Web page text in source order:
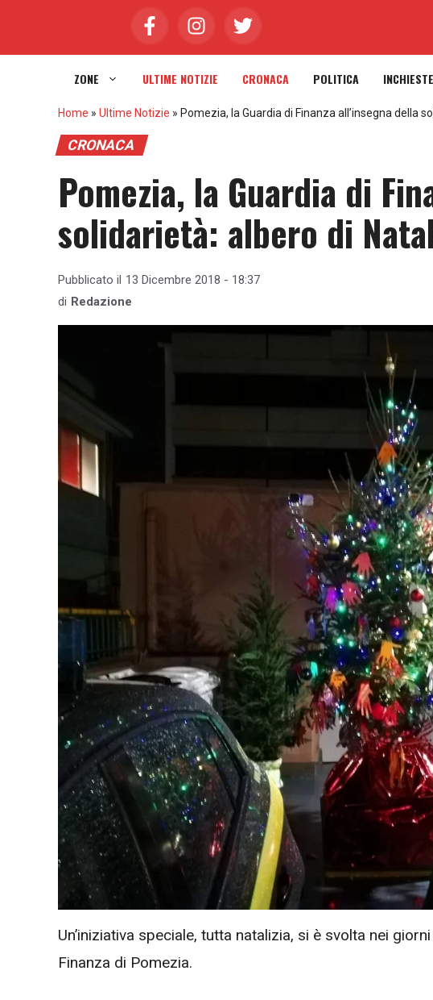
ZONE ULTIME NOTIZIE CRONACA POLITICA
Home » Ultime Notizie » Pomezia, la Guardia di Finanza all’insegna della
CRONACA
Pomezia, la Guardia di
solidarietà: albero di
Pubblicato il 13 Dicembre 2018 - 18:37
di Redazione
Un’iniziativa speciale, tutta natalizia, si è svolta nei
Finanza di Pomezia.